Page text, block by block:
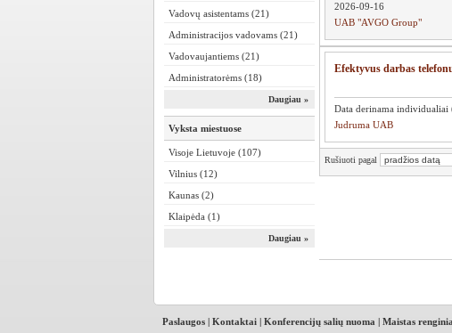
Vadovų asistentams (21)
Administracijos vadovams (21)
Vadovaujantiems (21)
Administratorėms (18)
Daugiau »
Vyksta miestuose
Visoje Lietuvoje (107)
Vilnius (12)
Kaunas (2)
Klaipėda (1)
Daugiau »
2026-09-16
UAB "AVGO Group"
Efektyvus darbas
Data derinama individualiai
Judruma UAB
Rušiuoti pagal
Paslaugos | Kontaktai | Konferencijų salių nuoma | Maistas